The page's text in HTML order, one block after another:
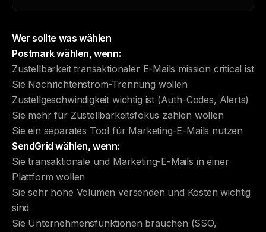
Wer sollte was wählen
Postmark wählen, wenn:
Zustellbarkeit transaktionaler E-Mails mission critical ist
Sie Nachrichtenstrom-Trennung wollen
Zustellgeschwindigkeit wichtig ist (Auth-Codes, Alerts)
Sie mehr für Zustellbarkeitsfokus zahlen wollen
Sie ein separates Tool für Marketing-E-Mails nutzen
SendGrid wählen, wenn:
Sie transaktionale und Marketing-E-Mails in einer
Plattform wollen
Sie sehr hohe Volumen versenden und Kosten wichtig
sind
Sie Unternehmensfunktionen brauchen (SSO,